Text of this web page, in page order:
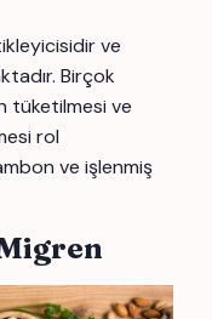
ve
Birçok
tüketilmesi ve
rol
ve işlenmiş